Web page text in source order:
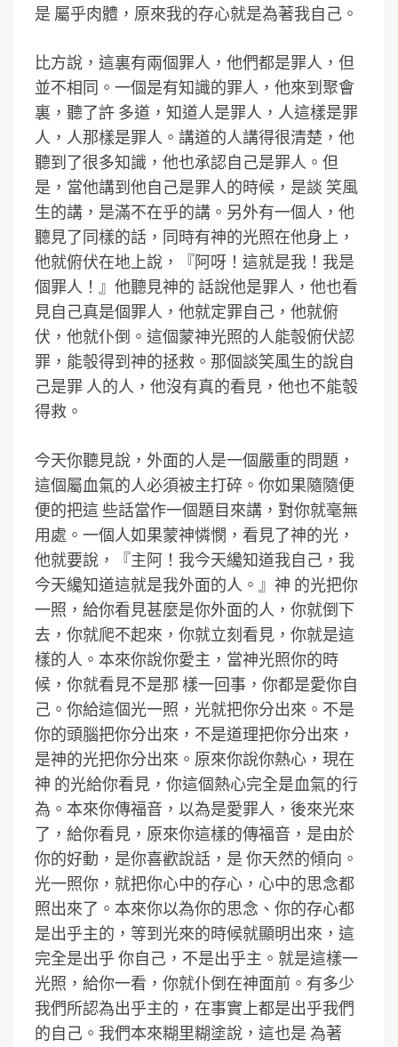
是 屬乎肉體，原來我的存心就是為著我自己。
比方說，這裏有兩個罪人，他們都是罪人，但
並不相同。一個是有知識的罪人，他來到聚會
裏，聽了許 多道，知道人是罪人，人這樣是罪
人，人那樣是罪人。講道的人講得很清楚，他
聽到了很多知識，他也承認自己是罪人。但
是，當他講到他自己是罪人的時候，是談 笑風
生的講，是滿不在乎的講。另外有一個人，他
聽見了同樣的話，同時有神的光照在他身上，
他就俯伏在地上說，『阿呀！這就是我！我是
個罪人！』他聽見神的 話說他是罪人，他也看
見自己真是個罪人，他就定罪自己，他就俯
伏，他就仆倒。這個蒙神光照的人能彀俯伏認
罪，能彀得到神的拯救。那個談笑風生的說自
己是罪 人的人，他沒有真的看見，他也不能彀
得救。
今天你聽見說，外面的人是一個嚴重的問題，
這個屬血氣的人必須被主打碎。你如果隨隨便
便的把這 些話當作一個題目來講，對你就毫無
用處。一個人如果蒙神憐憫，看見了神的光，
他就要說，『主阿！我今天纔知道我自己，我
今天纔知道這就是我外面的人。』神 的光把你
一照，給你看見甚麼是你外面的人，你就倒下
去，你就爬不起來，你就立刻看見，你就是這
樣的人。本來你說你愛主，當神光照你的時
候，你就看見不是那 樣一回事，你都是愛你自
己。你給這個光一照，光就把你分出來。不是
你的頭腦把你分出來，不是道理把你分出來，
是神的光把你分出來。原來你說你熱心，現在
神 的光給你看見，你這個熱心完全是血氣的行
為。本來你傳福音，以為是愛罪人，後來光來
了，給你看見，原來你這樣的傳福音，是由於
你的好動，是你喜歡說話，是 你天然的傾向。
光一照你，就把你心中的存心，心中的思念都
照出來了。本來你以為你的思念、你的存心都
是出乎主的，等到光來的時候就顯明出來，這
完全是出乎 你自己，不是出乎主。就是這樣一
光照，給你一看，你就仆倒在神面前。有多少
我們所認為出乎主的，在事實上都是出乎我們
的自己。我們本來糊里糊塗說，這也是 為著